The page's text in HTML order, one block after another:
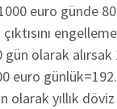
euro günde
gün olarak
euro
olarak yıllık döviz